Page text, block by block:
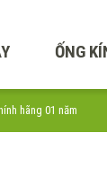
ỐNG
hãng 01 năm